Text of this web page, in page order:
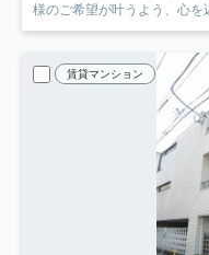
様のご希望が叶うよう、心を
賃貸マンション